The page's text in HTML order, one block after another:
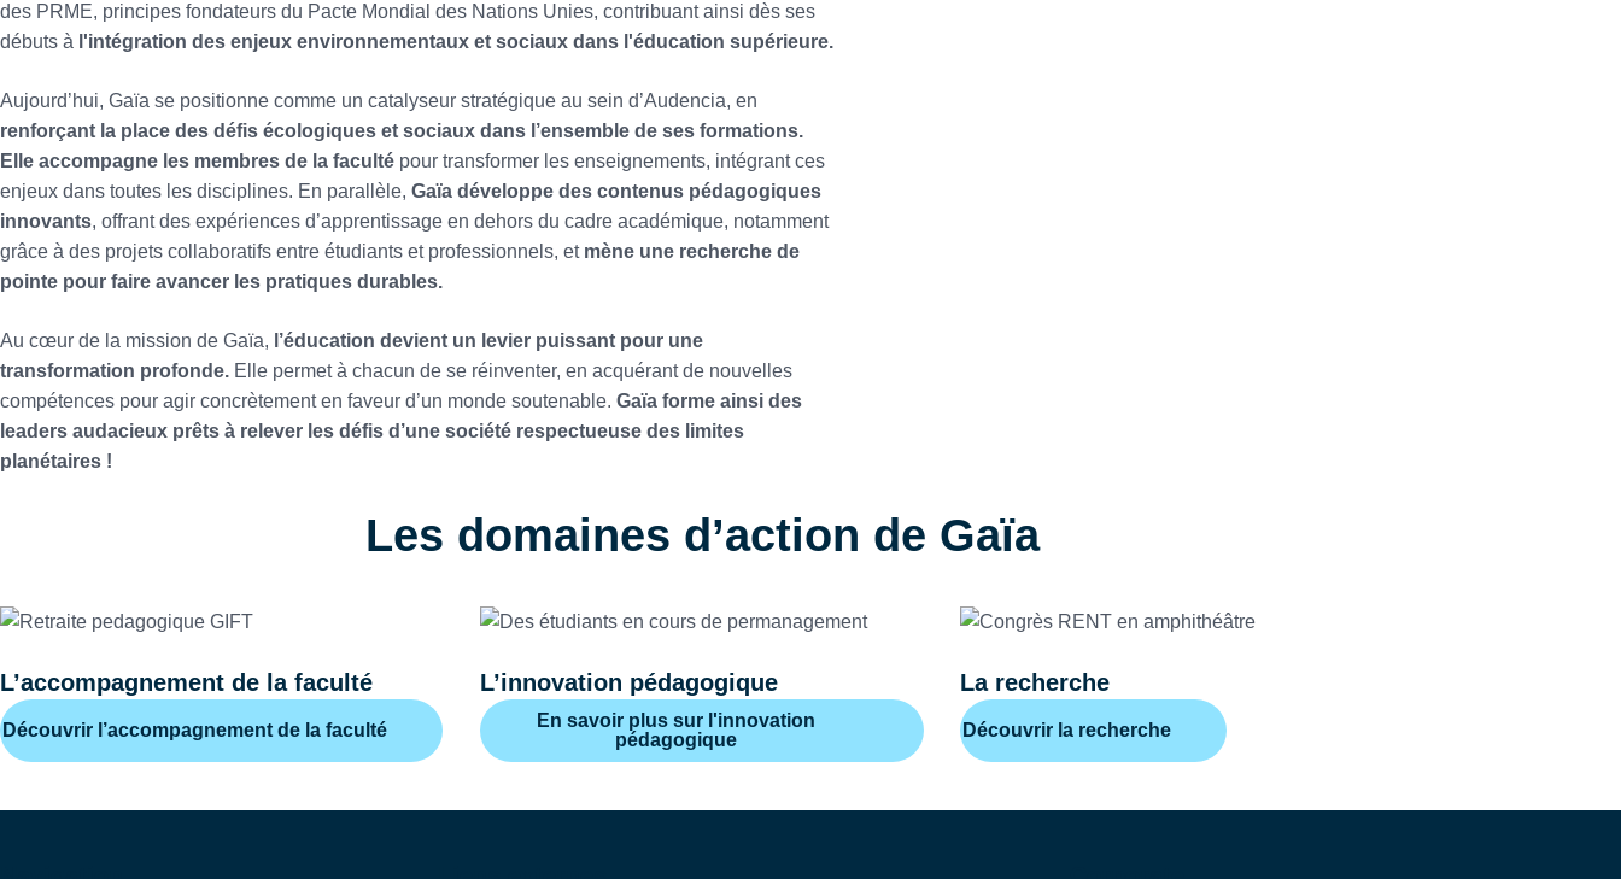
des PRME, principes fondateurs du Pacte Mondial des Nations Unies, contribuant ainsi dès ses
débuts à l'intégration des enjeux environnementaux et sociaux dans l'éducation supérieure.
Aujourd’hui, Gaïa se positionne comme un catalyseur stratégique au sein d’Audencia, en
renforçant la place des défis écologiques et sociaux dans l’ensemble de ses formations.
Elle accompagne les membres de la faculté pour transformer les enseignements, intégrant ces
enjeux dans toutes les disciplines. En parallèle, Gaïa développe des contenus pédagogiques
innovants, offrant des expériences d’apprentissage en dehors du cadre académique, notamment
grâce à des projets collaboratifs entre étudiants et professionnels, et mène une recherche de
pointe pour faire avancer les pratiques durables.
Au cœur de la mission de Gaïa, l’éducation devient un levier puissant pour une
transformation profonde. Elle permet à chacun de se réinventer, en acquérant de nouvelles
compétences pour agir concrètement en faveur d’un monde soutenable. Gaïa forme ainsi des
leaders audacieux prêts à relever les défis d’une société respectueuse des limites
planétaires !
Les domaines d’action de Gaïa
L’accompagnement de la faculté
Découvrir l’accompagnement de la faculté
L’innovation pédagogique
En savoir plus sur l'innovation
pédagogique
La recherche
Découvrir la recherche